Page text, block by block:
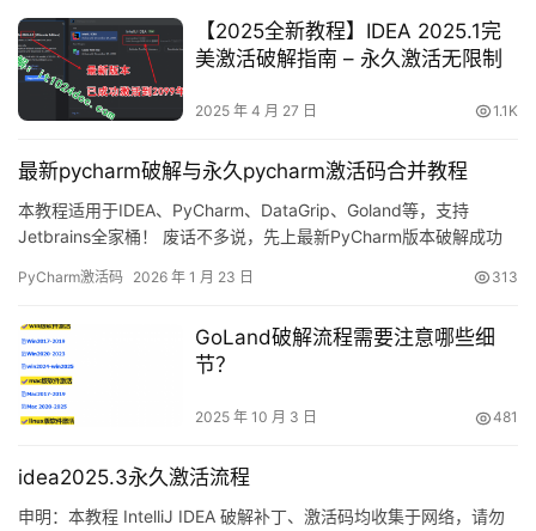
【2025全新教程】IDEA 2025.1完
美激活破解指南 – 永久激活无限制
2025 年 4 月 27 日 1.1K
最新pycharm破解与永久pycharm激活码合并教程
本教程适用于IDEA、PyCharm、DataGrip、Goland等，支持
Jetbrains全家桶！ 废话不多说，先上最新PyCharm版本破解成功
来，我就将通过图文的方式, 来详细讲解如何激活 PyCharm至
是Windo…
PyCharm激活码 2026 年 1 月 23 日 313
GoLand破解流程需要注意哪些细
节？
2025 年 10 月 3 日 481
idea2025.3永久激活流程
申明：本教程 IntelliJ IDEA 破解补丁、激活码均收集于网络，请勿